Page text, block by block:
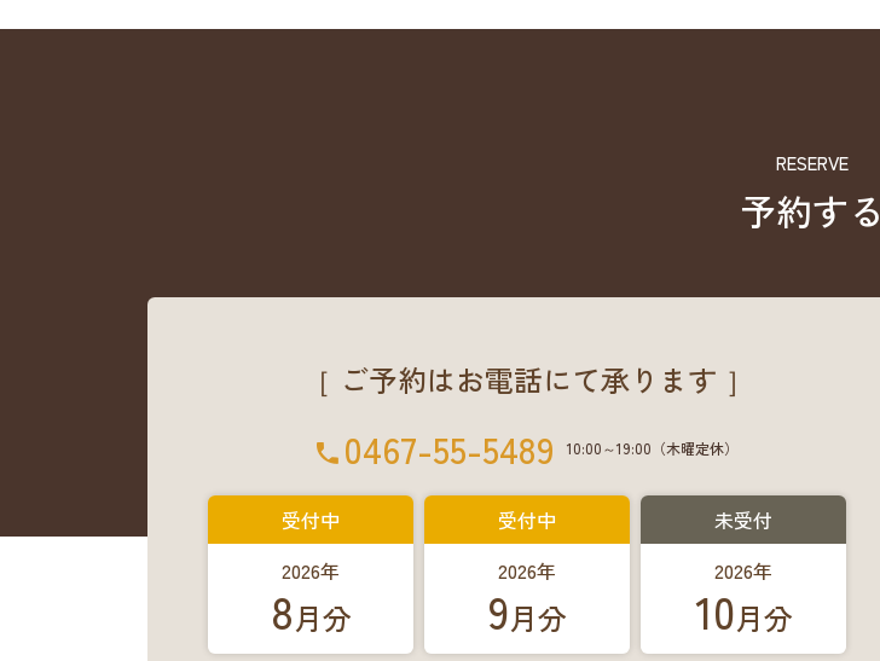
RESERVE
予約する
［ ご予約はお電話にて承ります ］
0467-55-5489 10:00～19:00（木曜定休）
受付中
2026年
8月分
受付中
2026年
9月分
未受付
2026年
10月分